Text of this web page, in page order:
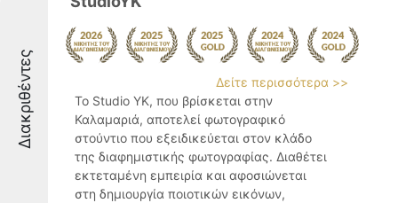
Διακριθέντες
Δείτε περισσότερα >>
Το Studio YK, που βρίσκεται στην
Καλαμαριά, αποτελεί φωτογραφικό
στούντιο που εξειδικεύεται στον κλάδο
της διαφημιστικής φωτογραφίας. Διαθέτει
εκτεταμένη εμπειρία και αφοσιώνεται
στη δημιουργία ποιοτικών εικόνων,